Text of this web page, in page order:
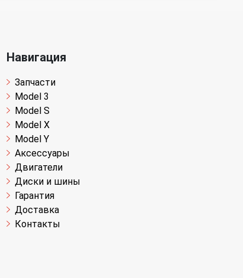
Навигация
Запчасти
Model 3
Model S
Model X
Model Y
Аксессуары
Двигатели
Диски и шины
Гарантия
Доставка
Контакты